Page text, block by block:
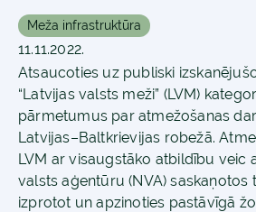
Meža infrastruktūra
11.11.2022.
Atsaucoties uz publiski
“Latvijas valsts meži” (LVM)
pārmetumus par atmežošanas
Latvijas–Baltkrievijas robežā.
LVM ar visaugstāko atbildību veic
valsts aģentūru (NVA) saskaņotos
izprotot un apzinoties pastāvīgā